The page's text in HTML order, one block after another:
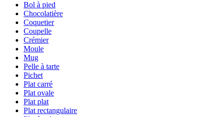
Bol à pied
Chocolatière
Coquetier
Coupelle
Crémier
Moule
Mug
Pelle à tarte
Pichet
Plat carré
Plat ovale
Plat plat
Plat rectangulaire